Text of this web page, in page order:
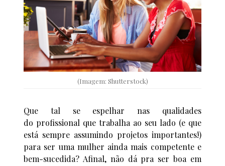
(Imagem: Shutterstock)
Que tal se espelhar nas qualidades
do profissional que trabalha ao seu lado (e que
está sempre assumindo projetos importantes!)
para ser uma mulher ainda mais competente e
bem-sucedida? Afinal, não dá pra ser boa em